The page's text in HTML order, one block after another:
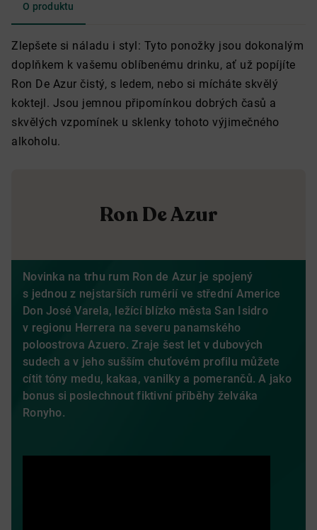
O produktu
Zlepšete si náladu i styl: Tyto ponožky jsou dokonalým
doplňkem k vašemu oblíbenému drinku, ať už popíjíte
Ron De Azur čistý, s ledem, nebo si mícháte skvělý
koktejl. Jsou jemnou připomínkou dobrých časů a
skvělých vzpomínek u sklenky tohoto výjimečného
alkoholu.
Ron De Azur
Novinka na trhu rum Ron de Azur je spojený
s jednou z nejstarších rumérií ve střední Americe
Don José Varela, ležící blízko města San Isidro
v regionu Herrera na severu panamského
poloostrova Azuero. Zraje šest let v dubových
sudech a v jeho sušším chuťovém profilu můžete
cítit tóny medu, kakaa, vanilky a pomerančů. A jako
bonus si poslechnout fiktivní příběhy želváka
Ronyho.